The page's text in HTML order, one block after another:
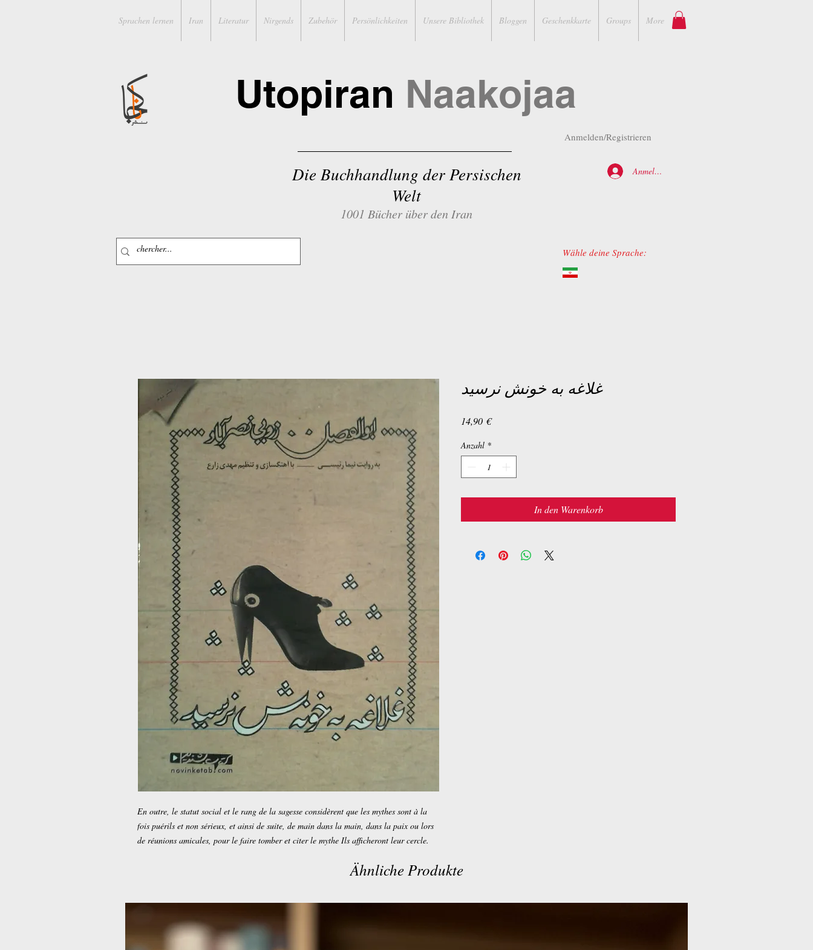
Sprachen lernen Iran Literatur Nirgends Zubehör Persönlichkeiten Unsere Bibliothek Bloggen Geschenkkarte Groups More
Anmelden/Registrieren
Utopiran Naakojaa
Die Buchhandlung der Persischen
Welt
Anmelden
1001 Bücher über den Iran
Wähle deine Sprache:
En outre, le statut social et le rang de la sagesse considèrent que les mythes sont à la
fois puérils et non sérieux, et ainsi de suite, de main dans la main, dans la paix ou lors
de réunions amicales, pour le faire tomber et citer le mythe Ils afficheront leur cercle.
غلاغه به خونش نرسید
14,90 €Preis
Anzahl *
In den Warenkorb
Ähnliche Produkte